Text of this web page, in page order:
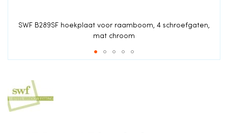
gallerij
SWF B289SF hoekplaat voor raamboom, 4 schroefgaten,
mat chroom
naar